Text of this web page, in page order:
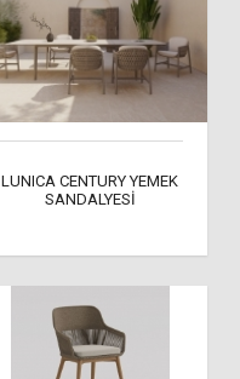
LUNICA CENTURY YEMEK
SANDALYESİ